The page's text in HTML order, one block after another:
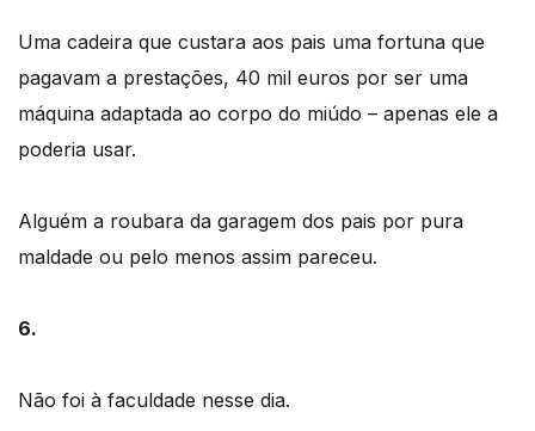
Uma cadeira que custara aos pais uma fortuna que
pagavam a prestações, 40 mil euros por ser uma
máquina adaptada ao corpo do miúdo – apenas ele a
poderia usar.
Alguém a roubara da garagem dos pais por pura
maldade ou pelo menos assim pareceu.
6.
Não foi à faculdade nesse dia.